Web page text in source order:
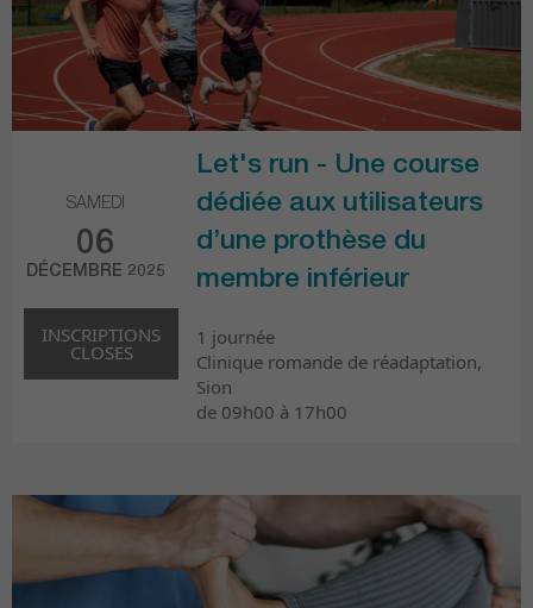
SAMEDI
06
DÉCEMBRE 2025
INSCRIPTIONS
CLOSES
Let's run - Une course
dédiée aux utilisateurs
d’une prothèse du
membre inférieur
1 journée
Clinique romande de réadaptation,
Sion
de 09h00 à 17h00